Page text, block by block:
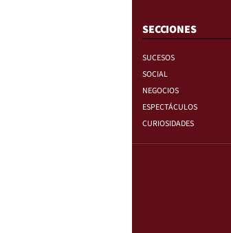
SECCIONES
SUCESOS
SOCIAL
NEGOCIOS
ESPECTÁCULOS
CURIOSIDADES